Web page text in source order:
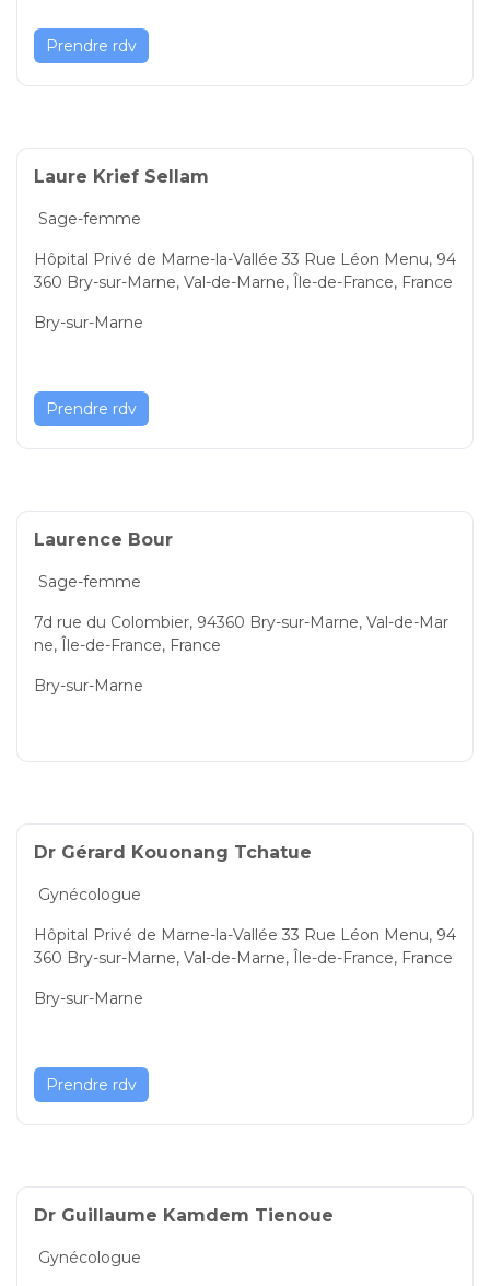
Prendre rdv
Laure Krief Sellam
Sage-femme
Hôpital Privé de Marne-la-Vallée 33 Rue Léon Menu, 94
360 Bry-sur-Marne, Val-de-Marne, Île-de-France, France
Bry-sur-Marne
Prendre rdv
Laurence Bour
Sage-femme
7d rue du Colombier, 94360 Bry-sur-Marne, Val-de-Mar
ne, Île-de-France, France
Bry-sur-Marne
Dr Gérard Kouonang Tchatue
Gynécologue
Hôpital Privé de Marne-la-Vallée 33 Rue Léon Menu, 94
360 Bry-sur-Marne, Val-de-Marne, Île-de-France, France
Bry-sur-Marne
Prendre rdv
Dr Guillaume Kamdem Tienoue
Gynécologue